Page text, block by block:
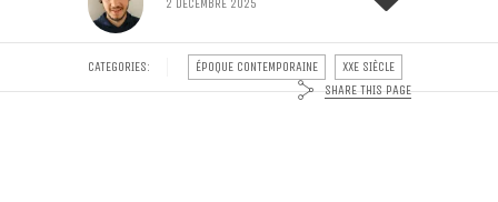
2 DÉCEMBRE 2025
CATEGORIES: ÉPOQUE CONTEMPORAINE
XXE SIÈCLE
SHARE THIS PAGE